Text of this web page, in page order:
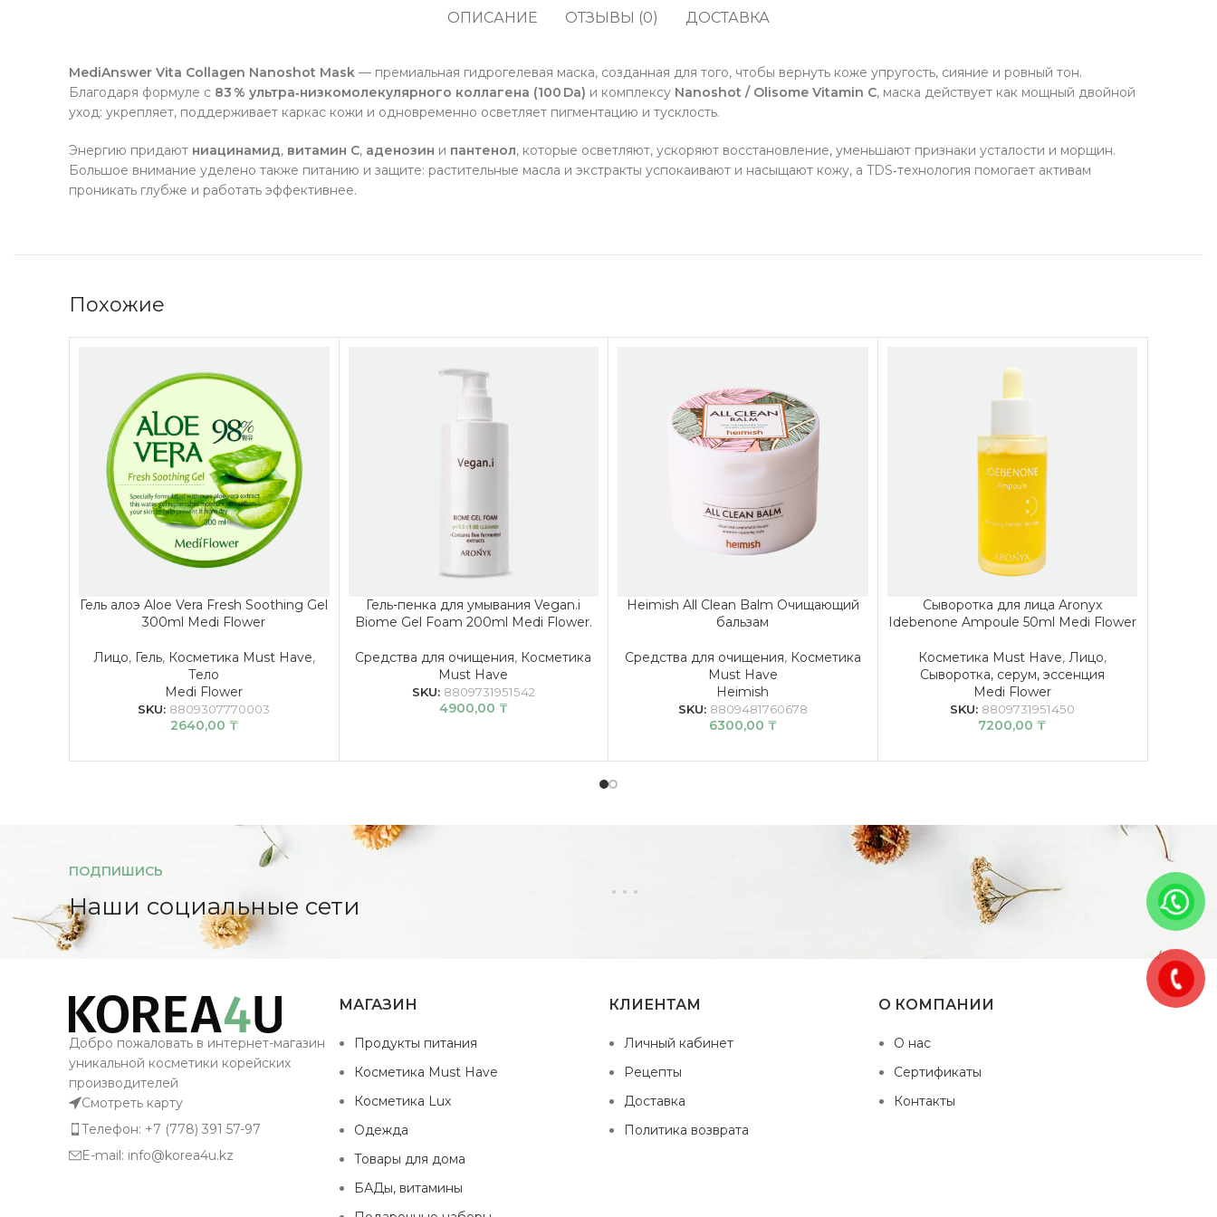
водоросли
Снеки, сладости,
жевательные резинки,
Напитки, молоко, готовое
кофе
Полуфабрикаты
кофе
ОПИСАНИЕ ОТЗЫВЫ (0) ДОСТАВКА
MediAnswer Vita Collagen Nanoshot Mask — премиальная гидрогелевая маска, созданная для того, чтобы вернуть коже упругость, сияние и ровный тон.
Благодаря формуле с 83 % ультра‑низкомолекулярного коллагена (100 Da) и комплексу Nanoshot / Olisome Vitamin C, маска действует как мощный двойной
уход: укрепляет, поддерживает каркас кожи и одновременно осветляет пигментацию и тусклость.
Энергию придают ниацинамид, витамин C, аденозин и панте­нол, которые осветляют, ускоряют восстановление, уменьшают признаки усталости и морщин.
Большое внимание уделено также питанию и защите: растительные масла и экстракты успокаивают и насыщают кожу, а TDS‑технология помогает активам
проникать глубже и работать эффективнее.
Похожие
Гель алоэ Aloe Vera Fresh Soothing Gel
300ml Medi Flower
Лицо, Гель, Косметика Must Have,
Тело
Medi Flower
SKU: 8809307770003
2640,00 ₸
Гель-пенка для умывания Vegan.i
Biome Gel Foam 200ml Medi Flower.
Средства для очищения, Косметика
Must Have
SKU: 8809731951542
4900,00 ₸
Heimish All Clean Balm Очищающий
бальзам
Средства для очищения, Косметика
Must Have
Heimish
SKU: 8809481760678
6300,00 ₸
Сыворотка для лица Aronyx
Idebenone Ampoule 50ml Medi Flower
Косметика Must Have, Лицо,
Сыворотка, серум, эссенция
Medi Flower
SKU: 8809731951450
7200,00 ₸
ПОДПИШИСЬ
Наши социальные сети
Добро пожаловать в интернет-магазин
уникальной косметики корейских
производителей
Смотреть карту
Телефон: +7 (778) 391 57-97
E-mail: info@korea4u.kz
МАГАЗИН
Продукты питания
Косметика Must Have
Косметика Lux
Одежда
Товары для дома
БАДы, витамины
КЛИЕНТАМ
Личный кабинет
Рецепты
Доставка
Политика возврата
О КОМПАНИИ
О нас
Сертификаты
Контакты